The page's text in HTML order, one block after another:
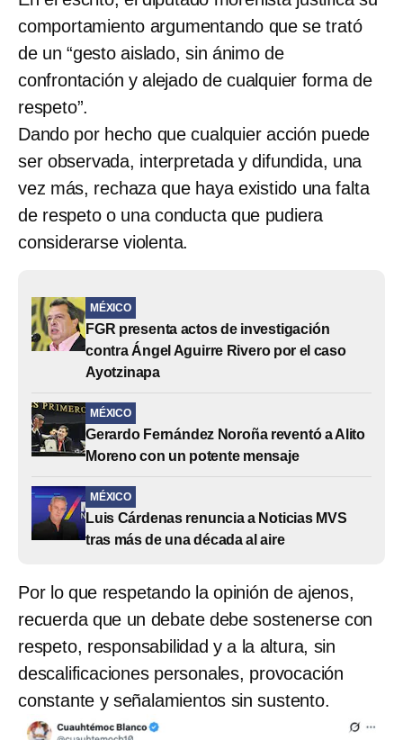
comportamiento argumentando que se trató
de un “gesto aislado, sin ánimo de
confrontación y alejado de cualquier forma de
respeto”.
Dando por hecho que cualquier acción puede
ser observada, interpretada y difundida, una
vez más, rechaza que haya existido una falta
de respeto o una conducta que pudiera
considerarse violenta.
MÉXICO
FGR presenta actos de investigación
contra Ángel Aguirre Rivero por el caso
Ayotzinapa
MÉXICO
Gerardo Fernández Noroña reventó a Alito
Moreno con un potente mensaje
MÉXICO
Luis Cárdenas renuncia a Noticias MVS
tras más de una década al aire
Por lo que respetando la opinión de ajenos,
recuerda que un debate debe sostenerse con
respeto, responsabilidad y a la altura, sin
descalificaciones personales, provocación
constante y señalamientos sin sustento.